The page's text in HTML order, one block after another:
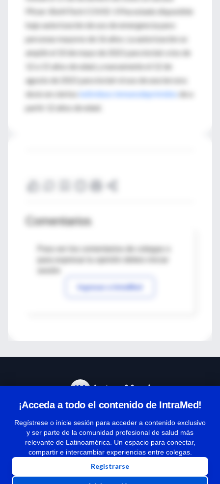
Pfizer-BioNTech COVID-19 ha estado disponible
bajo autorización de uso de emergencia para
personas mayores de 16 años. La autorización se
amplió el 10 de mayo de 2021 para incluir a los de
12 a 15 años de edad, y nuevamente el 12 de
agosto de 2021 para incluir el uso de una tercera
dosis en ciertos
individuos inmunodeprimidos de a
partir 12 años de edad.
Comentarios
Para ver los comentarios de colegas o
Ingresar a IntraMed
¡Acceda a todo el contenido de IntraMed!
Regístrese o inicie sesión para acceder a contenido exclusivo
y ser parte de la comunidad profesional de salud más
relevante de Latinoamérica. Un espacio para conectar,
compartir e intercambiar experiencias entre colegas.
Registrarse
Términos y condiciones
| Políticas de privacidad
| Todos los derechos reservados | Copyright 1997-2026